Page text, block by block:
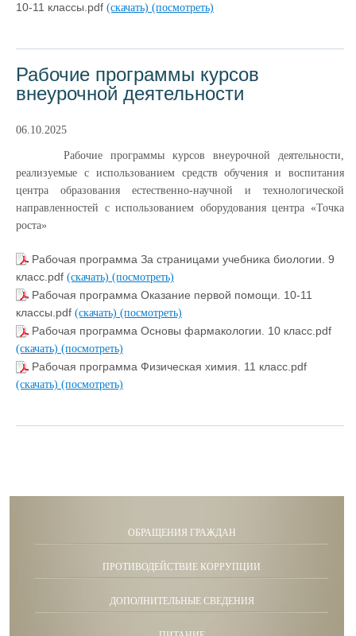
10-11 классы.pdf (скачать) (посмотреть)
Рабочие программы курсов
внеурочной деятельности
06.10.2025
Рабочие программы курсов внеурочной деятельности,
реализуемые с использованием средств обучения и воспитания
центра образования естественно-научной и технологической
направленностей с использованием оборудования центра «Точка
роста»
Рабочая программа За страницами учебника биологии. 9
класс.pdf (скачать) (посмотреть)
Рабочая программа Оказание первой помощи. 10-11
классы.pdf (скачать) (посмотреть)
Рабочая программа Основы фармакологии. 10 класс.pdf
(скачать) (посмотреть)
Рабочая программа Физическая химия. 11 класс.pdf
(скачать) (посмотреть)
ОБРАЩЕНИЯ ГРАЖДАН
ПРОТИВОДЕЙСТВИЕ КОРРУПЦИИ
ДОПОЛНИТЕЛЬНЫЕ СВЕДЕНИЯ